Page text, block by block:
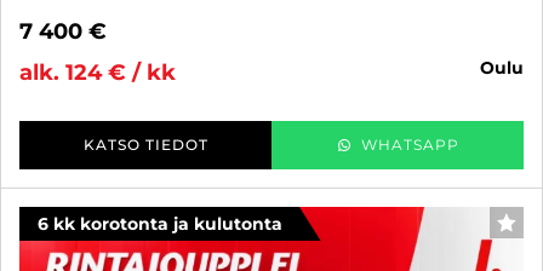
7 400 €
alk. 124 € / kk
oulu
KATSO TIEDOT WHATSAPP
6 kk korotonta ja kulutonta